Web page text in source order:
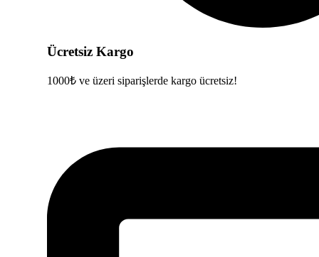
Ücretsiz Kargo
1000₺ ve üzeri siparişlerde kargo ücretsiz!